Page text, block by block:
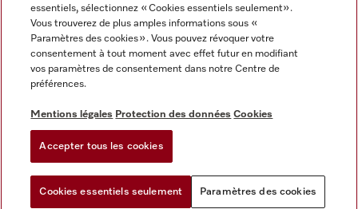
Mentions légales
CGV
Protection des données
Paramètres des cookies
essentiels, sélectionnez « Cookies essentiels seulement».
Vous trouverez de plus amples informations sous «
Paramètres des cookies ». Vous pouvez révoquer votre
consentement à tout moment avec effet futur en modifiant
vos paramètres de consentement dans notre Centre de
préférences.
Mentions légales Protection des données Cookies
Accepter tous les cookies
Cookies essentiels seulement Paramètres des cookies